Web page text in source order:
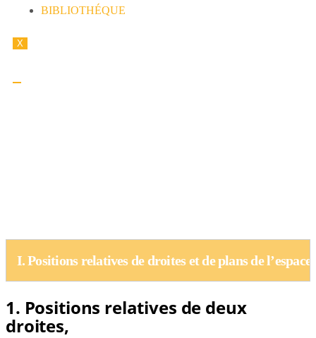
BIBLIOTHÉQUE
X
I. Positions relatives de droites et de plans de l’espace
1. Positions relatives de deux
droites,